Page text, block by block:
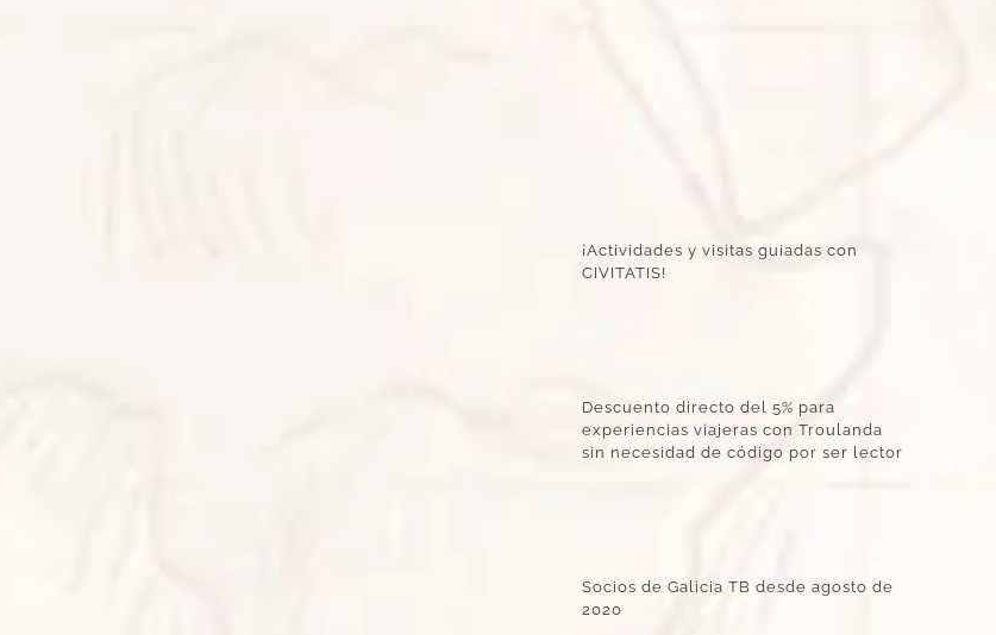
¡Actividades y visitas guiadas con
CIVITATIS!
Descuento directo del 5% para
experiencias viajeras con Troulanda
sin necesidad de código por ser lector
Socios de Galicia TB desde agosto de
2020